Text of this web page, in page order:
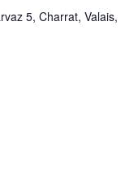
5, Charrat, Valais,